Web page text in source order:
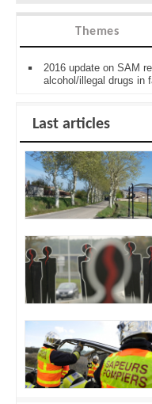
Themes
2016 update on SAM
alcohol/illegal drugs in
Last articles